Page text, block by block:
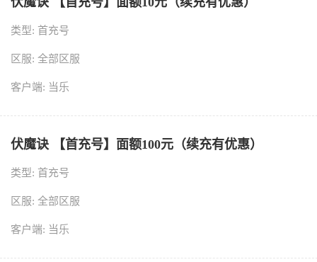
类型: 首充号
区服: 全部区服
客户端: 当乐
伏魔诀 【首充号】面额100元（续充有优惠）
类型: 首充号
区服: 全部区服
客户端: 当乐